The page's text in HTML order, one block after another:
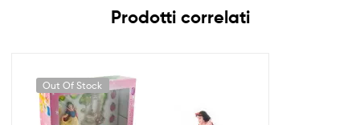
Prodotti correlati
Out Of Stock